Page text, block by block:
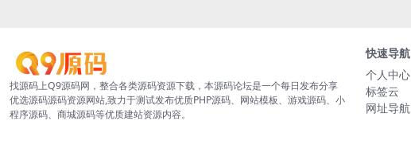
找源码上Q9源码网，整合各类源码资源下载，本源码论坛是一个每日发布分享
优选源码源码资源网站,致力于测试发布优质PHP源码、网站模板、游戏源码、小
程序源码、商城源码等优质建站资源内容。
快速导航
个人中心
标签云
网址导航